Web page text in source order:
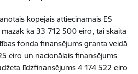
kopējais attiecināmais ES
kā 33 712 500 eiro, tai skaitā
fonda finansējums granta veidā
eiro un nacionālais finansējums –
līdzfinansējums 4 174 522 eiro